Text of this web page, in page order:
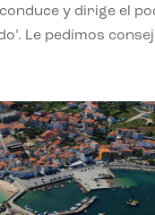
y dirige el
Le pedimos